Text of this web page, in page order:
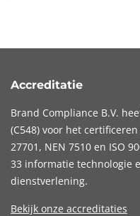
Accreditatie
Brand Compliance B.V.
(C548) voor het certificeren
27701 , NEN 7510 en ISO
33 informatie technologie
dienstverlening.
Bekijk onze accreditaties